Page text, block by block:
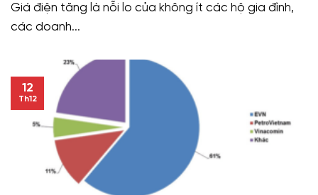
Giá điện tăng là nỗi lo của không ít các hộ gia đình,
các doanh...
12
Th12